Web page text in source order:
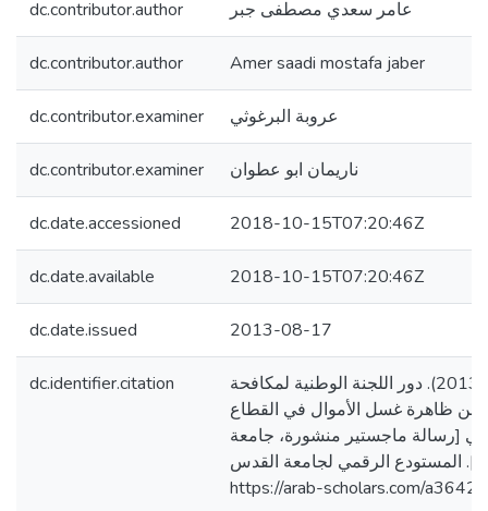
dc.contributor.author عامر سعدي مصطفى جبر
dc.contributor.author Amer saadi mostafa jaber
dc.contributor.examiner عروبة البرغوثي
dc.contributor.examiner ناريمان ابو عطوان
dc.date.accessioned 2018-10-15T07:20:46Z
dc.date.available 2018-10-15T07:20:46Z
dc.date.issued 2013-08-17
dc.identifier.citation
جبر، عامر سعدي. (2013). دور اللجنة الوطنية لمكافحة
من ظاهرة غسل الأموال في القطاع
[رسالة ماجستير منشورة، جامعة
المستودع الرقمي لجامعة القدس.
https://arab-scholars.com/a3642d